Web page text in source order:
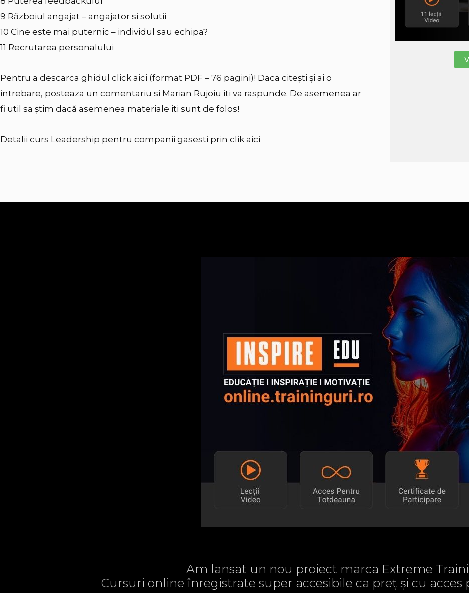
9 Războiul angajat – angajator si solutii
10 Cine este mai puternic – individul sau echipa?
11 Recrutarea personalului
Pentru a descarca ghidul click aici (format PDF – 76 pagini)! Daca citești și ai o
intrebare, posteaza un comentariu si Marian Rujoiu iti va raspunde. De asemenea ar
fi util sa știm dacă asemenea materiale iti sunt de folos!
Detalii curs Leadership pentru companii gasesti prin clik aici
Am lansat un nou proiect marca Extreme
Cursuri online înregistrate super accesibile ca preț și cu